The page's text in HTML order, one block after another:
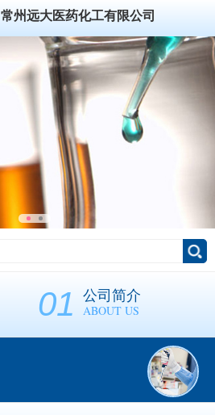
常州远大医药化工有限公司
01 公司简介
ABOUT US